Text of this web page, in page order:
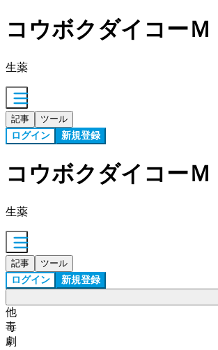
コウボクダイコーＭ
生薬
記事 ツール
ログイン 新規登録
コウボクダイコーＭ
生薬
記事 ツール
ログイン 新規登録
他
毒
劇